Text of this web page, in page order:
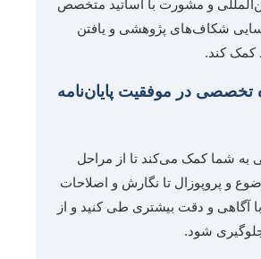
و مشورت با اساتید متخصص
شکاف‌های پژوهشی و یافتن
کمک کند.
در موفقیت پایان‌نامه
شما کمک می‌کند تا از مراحل
و پروپوزال تا نگارش و اصلاحات
آگاهی و دقت بیشتری طی کنید و از
شود.